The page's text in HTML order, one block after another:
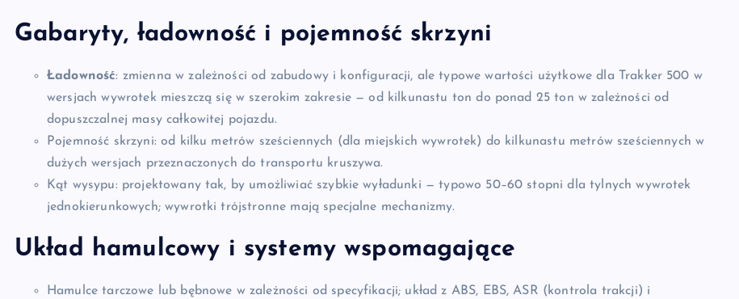
Gabaryty, ładowność i pojemność skrzyni
Ładowność: zmienna w zależności od zabudowy i konfiguracji, ale typowe wartości użytkowe dla Trakker 500 w
wersjach wywrotek mieszczą się w szerokim zakresie — od kilkunastu ton do ponad 25 ton w zależności od
dopuszczalnej masy całkowitej pojazdu.
Pojemność skrzyni: od kilku metrów sześciennych (dla miejskich wywrotek) do kilkunastu metrów sześciennych w
dużych wersjach przeznaczonych do transportu kruszywa.
Kąt wysypu: projektowany tak, by umożliwiać szybkie wyładunki — typowo 50–60 stopni dla tylnych wywrotek
jednokierunkowych; wywrotki trójstronne mają specjalne mechanizmy.
Układ hamulcowy i systemy wspomagające
Hamulce tarczowe lub bębnowe w zależności od specyfikacji; układ z ABS, EBS, ASR (kontrola trakcji) i